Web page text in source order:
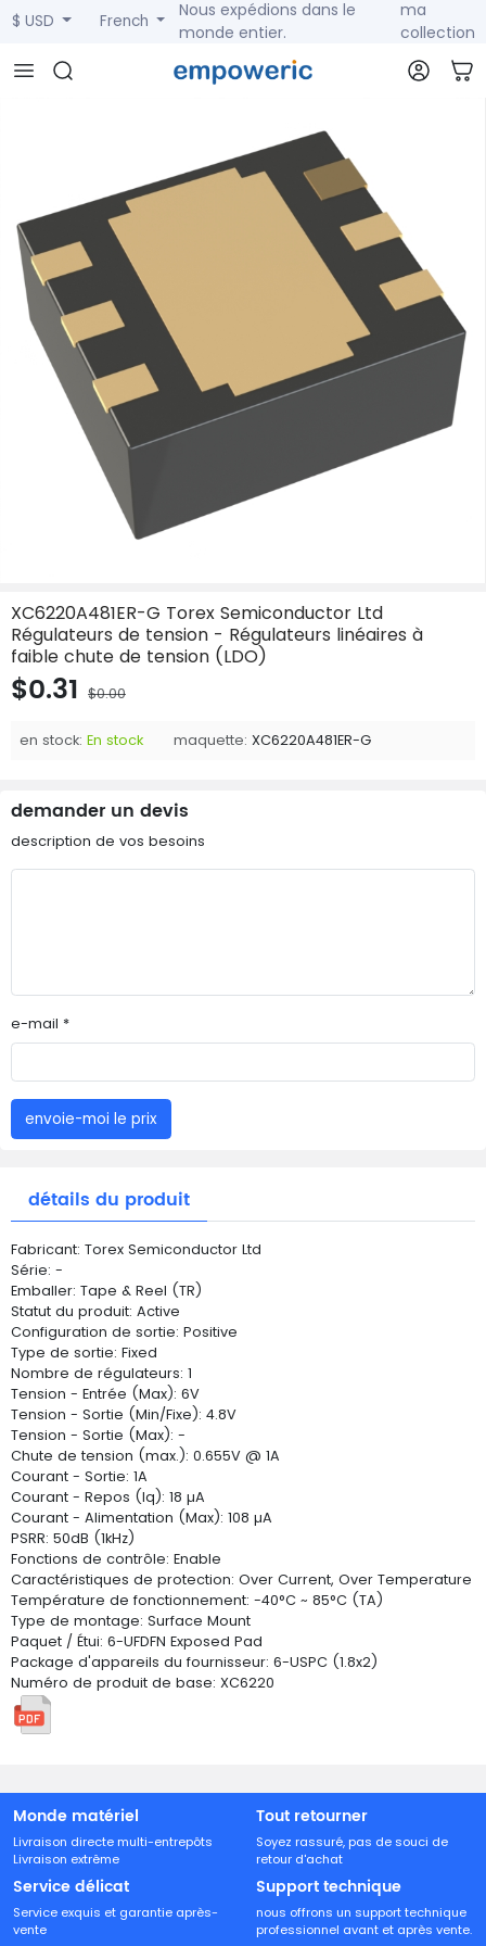
$ USD French
Nous expédions dans le
monde entier.
ma
collection
XC6220A481ER-G Torex Semiconductor Ltd
Régulateurs de tension - Régulateurs linéaires à
faible chute de tension (LDO)
$0.31 $0.00
en stock: En stock maquette: XC6220A481ER-G
demander un devis
description de vos besoins
e-mail *
envoie-moi le prix
détails du produit
Fabricant: Torex Semiconductor Ltd
Série: -
Emballer: Tape & Reel (TR)
Statut du produit: Active
Configuration de sortie: Positive
Type de sortie: Fixed
Nombre de régulateurs: 1
Tension - Entrée (Max): 6V
Tension - Sortie (Min/Fixe): 4.8V
Tension - Sortie (Max): -
Chute de tension (max.): 0.655V @ 1A
Courant - Sortie: 1A
Courant - Repos (Iq): 18 µA
Courant - Alimentation (Max): 108 µA
PSRR: 50dB (1kHz)
Fonctions de contrôle: Enable
Caractéristiques de protection: Over Current, Over Temperature
Température de fonctionnement: -40°C ~ 85°C (TA)
Type de montage: Surface Mount
Paquet / Étui: 6-UFDFN Exposed Pad
Package d'appareils du fournisseur: 6-USPC (1.8x2)
Numéro de produit de base: XC6220
Monde matériel
Livraison directe multi-entrepôts
Livraison extrême
Tout retourner
Soyez rassuré, pas de souci de
retour d'achat
Service délicat
Service exquis et garantie après-
vente
Support technique
nous offrons un support technique
professionnel avant et après vente.